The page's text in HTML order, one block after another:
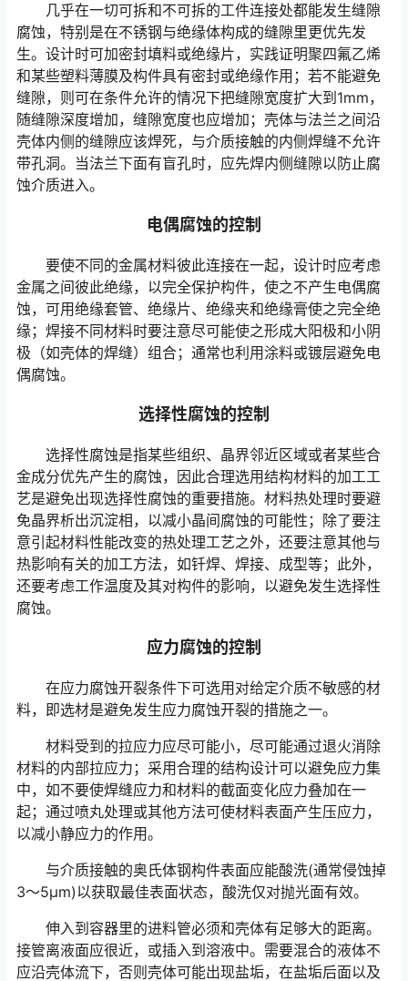
几乎在一切可拆和不可拆的工件连接处都能发生缝隙
腐蚀，特别是在不锈钢与绝缘体构成的缝隙里更优先发
生。设计时可加密封填料或绝缘片，实践证明聚四氟乙烯
和某些塑料薄膜及构件具有密封或绝缘作用；若不能避免
缝隙，则可在条件允许的情况下把缝隙宽度扩大到1mm，
随缝隙深度增加，缝隙宽度也应增加；壳体与法兰之间沿
壳体内侧的缝隙应该焊死，与介质接触的内侧焊缝不允许
带孔洞。当法兰下面有盲孔时，应先焊内侧缝隙以防止腐
蚀介质进入。
电偶腐蚀的控制
要使不同的金属材料彼此连接在一起，设计时应考虑
金属之间彼此绝缘，以完全保护构件，使之不产生电偶腐
蚀，可用绝缘套管、绝缘片、绝缘夹和绝缘膏使之完全绝
缘；焊接不同材料时要注意尽可能使之形成大阳极和小阴
极（如壳体的焊缝）组合；通常也利用涂料或镀层避免电
偶腐蚀。
选择性腐蚀的控制
选择性腐蚀是指某些组织、晶界邻近区域或者某些合
金成分优先产生的腐蚀，因此合理选用结构材料的加工工
艺是避免出现选择性腐蚀的重要措施。材料热处理时要避
免晶界析出沉淀相，以减小晶间腐蚀的可能性；除了要注
意引起材料性能改变的热处理工艺之外，还要注意其他与
热影响有关的加工方法，如钎焊、焊接、成型等；此外，
还要考虑工作温度及其对构件的影响，以避免发生选择性
腐蚀。
应力腐蚀的控制
在应力腐蚀开裂条件下可选用对给定介质不敏感的材
料，即选材是避免发生应力腐蚀开裂的措施之一。
材料受到的拉应力应尽可能小，尽可能通过退火消除
材料的内部拉应力；采用合理的结构设计可以避免应力集
中，如不要使焊缝应力和材料的截面变化应力叠加在一
起；通过喷丸处理或其他方法可使材料表面产生压应力，
以减小静应力的作用。
与介质接触的奥氏体钢构件表面应能酸洗(通常侵蚀掉
3～5μm)以获取最佳表面状态，酸洗仅对抛光面有效。
伸入到容器里的进料管必须和壳体有足够大的距离。
接管离液面应很近，或插入到溶液中。需要混合的液体不
应沿壳体流下，否则壳体可能出现盐垢，在盐垢后面以及